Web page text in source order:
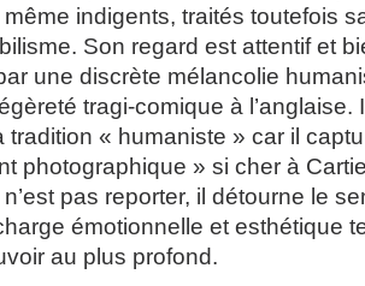
même indigents, traités toutefois
Son regard est attentif et
une discrète mélancolie
tragi-comique à l’anglaise.
tradition « humaniste » car il
photographique » si cher à
pas reporter, il détourne le
émotionnelle et esthétique
au plus profond.